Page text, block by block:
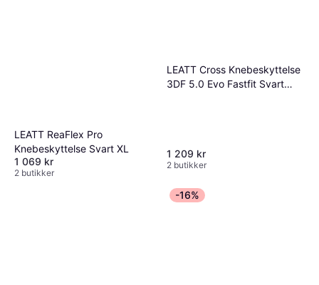
LEATT ReaFlex Pro
Knebeskyttelse Svart XL
1 069 kr
2 butikker
LEATT Cross Knebeskyttelse
3DF 5.0 Evo Fastfit Svart
1 209 kr
2 butikker
-16%